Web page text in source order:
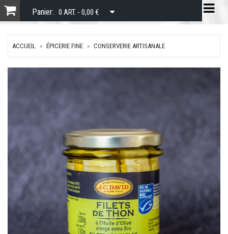
Panier: 0 ART. - 0,00 €
ACCUEIL ÉPICERIE FINE CONSERVERIE ARTISANALE